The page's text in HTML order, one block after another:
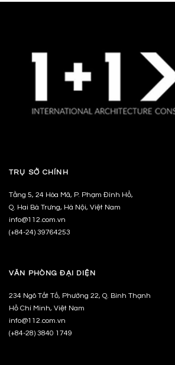
TRỤ SỞ CHÍNH
Tầng 5, 24 Hòa Mã, P. Phạm Đình Hổ,
Q. Hai Bà Trưng, Hà Nội, Việt Nam
info@112.com.vn
(+84-24) 39764253
VĂN PHÒNG ĐẠI DIỆN
234 Ngô Tất Tố, Phường 22, Q. Bình Thạnh
Hồ Chí Minh, Việt Nam
info@112.com.vn
(+84-28) 3840 1749